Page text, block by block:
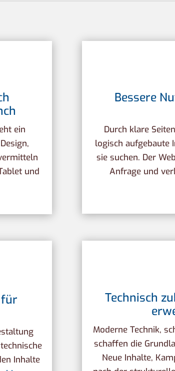
ein
und
Bessere
Durch klare
logisch aufgebaute
sie suchen. Der
Anfrage und
für
Inhalte
Technisch
Moderne Technik,
schaffen die
Neue Inhalte,